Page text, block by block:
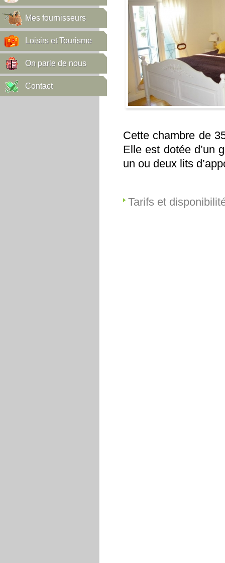
Mes fournisseurs
Loisirs et Tourisme
On parle de nous
Contact
Cette chambre de
Elle est dotée d’un
un ou deux lits
Tarifs et